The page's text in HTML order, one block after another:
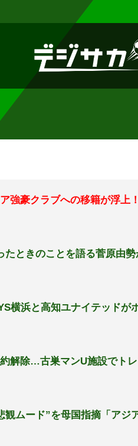
強豪クラブへの移籍が浮上
ときのことを語る菅原由勢
横浜と高知ユナイテッドが
解除…古巣マンU施設でト
ムード”を母国指摘「アジ